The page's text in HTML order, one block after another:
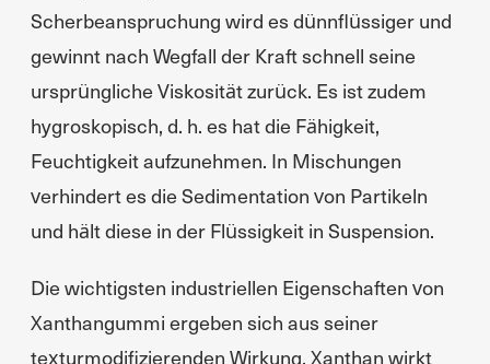
Scherbeanspruchung wird es dünnflüssiger und
gewinnt nach Wegfall der Kraft schnell seine
ursprüngliche Viskosität zurück. Es ist zudem
hygroskopisch, d. h. es hat die Fähigkeit,
Feuchtigkeit aufzunehmen. In Mischungen
verhindert es die Sedimentation von Partikeln
und hält diese in der Flüssigkeit in Suspension.
Die wichtigsten industriellen Eigenschaften von
Xanthangummi ergeben sich aus seiner
texturmodifizierenden Wirkung. Xanthan wirkt